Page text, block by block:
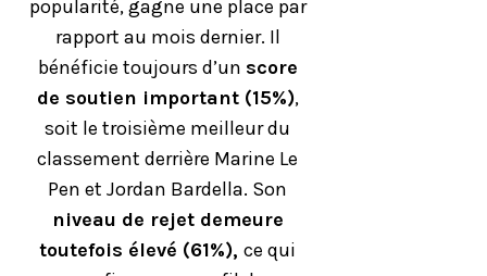
popularité, gagne une place par
rapport au mois dernier. Il
bénéficie toujours d’un score
de soutien important (15%),
soit le troisième meilleur du
classement derrière Marine Le
Pen et Jordan Bardella. Son
niveau de rejet demeure
toutefois élevé (61%),ce qui